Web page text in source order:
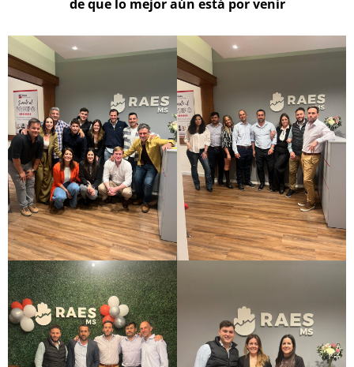
de que lo mejor aún está por venir